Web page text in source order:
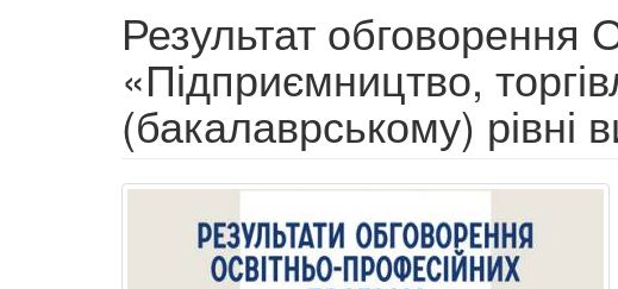
Результат
«Підприємництво,
(бакалаврському) рівні